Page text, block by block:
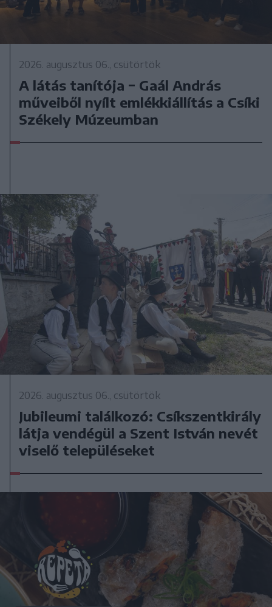
2026. augusztus 06., csütörtök
A látás tanítója − Gaál András
műveiből nyílt emlékkiállítás a Csíki
Székely Múzeumban
2026. augusztus 06., csütörtök
Jubileumi találkozó: Csíkszentkirály
látja vendégül a Szent István nevét
viselő településeket